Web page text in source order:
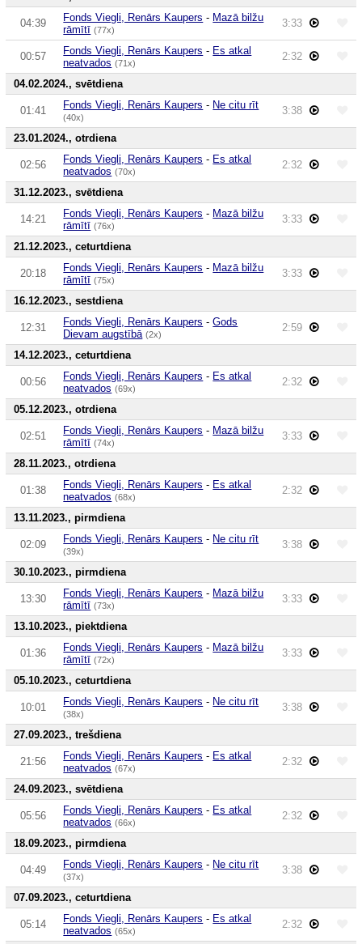
04:39 Fonds Viegli, Renārs Kaupers - Mazā bilžu
rāmītī (77x)
3:33
00:57 Fonds Viegli, Renārs Kaupers - Es atkal
neatvados (71x)
2:32
04.02.2024., svētdiena
01:41 Fonds Viegli, Renārs Kaupers - Ne citu rīt
(40x)
3:38
23.01.2024., otrdiena
02:56 Fonds Viegli, Renārs Kaupers - Es atkal
neatvados (70x)
2:32
31.12.2023., svētdiena
14:21 Fonds Viegli, Renārs Kaupers - Mazā bilžu
rāmītī (76x)
3:33
21.12.2023., ceturtdiena
20:18 Fonds Viegli, Renārs Kaupers - Mazā bilžu
rāmītī (75x)
3:33
16.12.2023., sestdiena
12:31 Fonds Viegli, Renārs Kaupers -Gods
Dievam augstībā (2x)
2:59
14.12.2023., ceturtdiena
00:56 Fonds Viegli, Renārs Kaupers - Es atkal
neatvados (69x)
2:32
05.12.2023., otrdiena
02:51 Fonds Viegli, Renārs Kaupers - Mazā bilžu
rāmītī (74x)
3:33
28.11.2023., otrdiena
01:38 Fonds Viegli, Renārs Kaupers - Es atkal
neatvados (68x)
2:32
13.11.2023., pirmdiena
02:09 Fonds Viegli, Renārs Kaupers - Ne citu rīt
(39x)
3:38
30.10.2023., pirmdiena
13:30 Fonds Viegli, Renārs Kaupers - Mazā bilžu
rāmītī (73x)
3:33
13.10.2023., piektdiena
01:36 Fonds Viegli, Renārs Kaupers - Mazā bilžu
rāmītī (72x)
3:33
05.10.2023., ceturtdiena
10:01 Fonds Viegli, Renārs Kaupers - Ne citu rīt
(38x)
3:38
27.09.2023., trešdiena
21:56 Fonds Viegli, Renārs Kaupers - Es atkal
neatvados (67x)
2:32
24.09.2023., svētdiena
05:56 Fonds Viegli, Renārs Kaupers - Es atkal
neatvados (66x)
2:32
18.09.2023., pirmdiena
04:49 Fonds Viegli, Renārs Kaupers - Ne citu rīt
(37x)
3:38
07.09.2023., ceturtdiena
05:14 Fonds Viegli, Renārs Kaupers - Es atkal
neatvados (65x)
2:32